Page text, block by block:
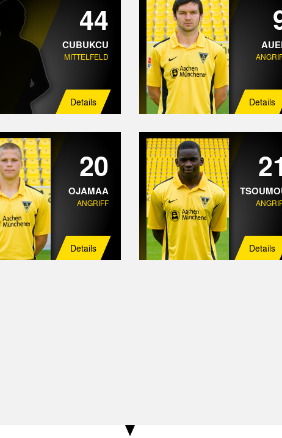
44
CUBUKCU
MITTELFELD
Details Details
20
OJAMAA
ANGRIFF
Details Details